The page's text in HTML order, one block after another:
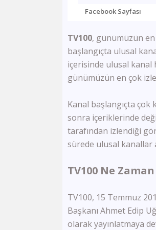
Facebook Sayfası
TV100, günümüzün
başlangıçta ulusal
içerisinde ulusal kanal
günümüzün en çok
Kanal başlangıçta
sonra içeriklerinde
tarafından izlendiği
sürede ulusal kanallar
TV100 Ne
TV100, 15 Temmuz
Başkanı Ahmet Edip
olarak yayınlatmaya